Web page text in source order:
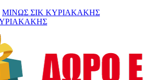
ΜΙΝΩΣ ΣΙΚ ΚΥΡΙΑΚΑΚΗΣ